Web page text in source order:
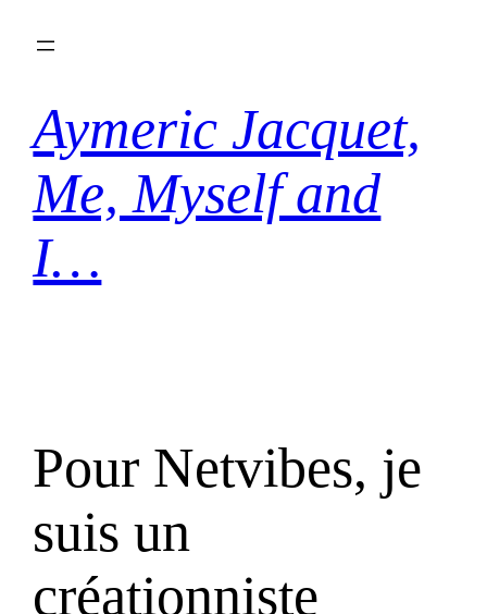
Aymeric Jacquet,
Me, Myself and
I…
Pour Netvibes, je
suis un
créationniste